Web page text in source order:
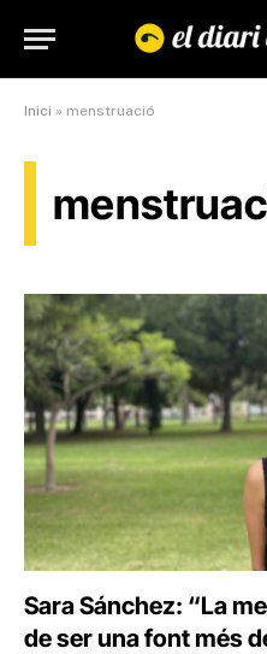
Inici » menstruació
Sara Sánchez: “La
de ser una font més